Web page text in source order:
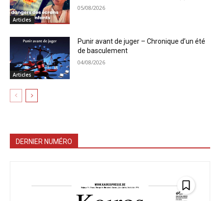
Articles
05/08/2026
Articles
Punir avant de juger – Chronique d’un été
de basculement
04/08/2026
DERNIER NUMÉRO